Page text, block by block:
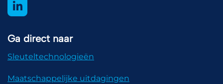
Ga direct naar
Sleuteltechnologieën
Maatschappelijke uitdagingen